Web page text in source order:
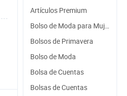
Artículos Premium
Bolso de Moda para Mujeres
Bolsos de Primavera
Bolso de Moda
Bolsa de Cuentas
Bolsas de Cuentas